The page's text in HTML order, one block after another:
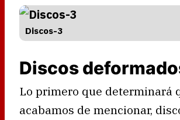
Discos-3
Discos
Lo primero que determinará
acabamos de mencionar,